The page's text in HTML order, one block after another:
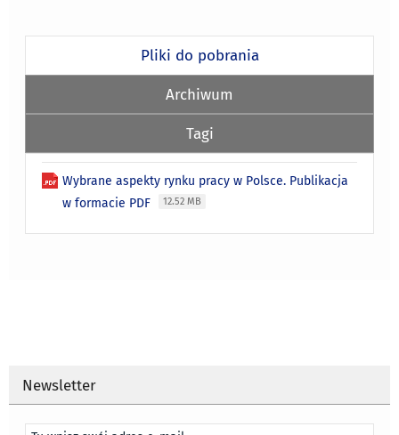
Pliki do pobrania
Archiwum
Tagi
Wybrane aspekty rynku pracy w Polsce. Publikacja
w formacie PDF
12.52 MB
Newsletter